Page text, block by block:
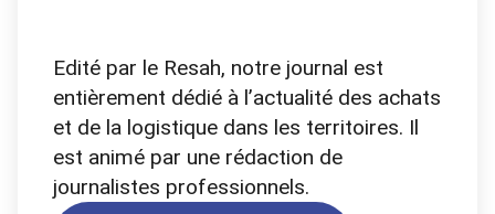
Edité par le Resah, notre journal est
entièrement dédié à l’actualité des achats
et de la logistique dans les territoires. Il
est animé par une rédaction de
journalistes professionnels.